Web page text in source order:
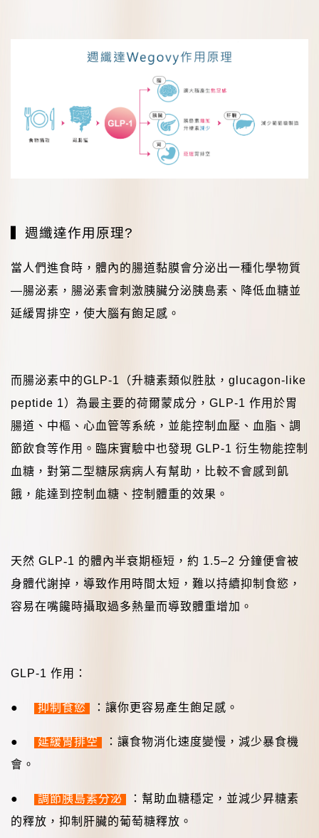
週纖達作用原理?
當人們進食時，體內的腸道黏膜會分泌出一種化學物質
—腸泌素，腸泌素會刺激胰臟分泌胰島素、降低血糖並
延緩胃排空，使大腦有飽足感。
而腸泌素中的GLP-1 （升糖素類似胜肽， glucagon-like
peptide 1）為最主要的荷爾蒙成分， GLP-1 作用於胃
腸道、中樞、心血管等系統，並能控制血壓、血脂、調
節飲食等作用。臨床實驗中也發現 GLP-1 衍生物能控制
血糖，對第二型糖尿病病人有幫助，比較不會感到飢
餓，能達到控制血糖、控制體重的效果。
天然 GLP‑1 的體內半衰期極短，約 1.5–2 分鐘便會被
身體代謝掉，導致作用時間太短，難以持續抑制食慾，
容易在嘴饞時攝取過多熱量而導致體重增加。
GLP-1 作用：
● 抑制食慾 ：讓你更容易產生飽足感。
● 延緩胃排空
：讓食物消化速度變慢，減少暴食機
會。
● 調節胰島素分泌
：幫助血糖穩定，並減少昇糖素
的釋放，抑制肝臟的葡萄糖釋放。